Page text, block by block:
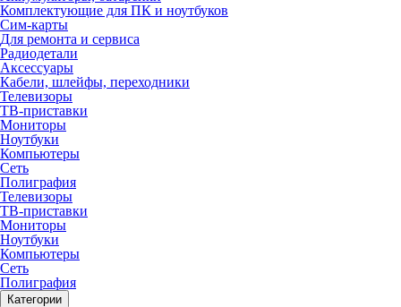
Комплектующие для ПК и ноутбуков
Сим-карты
Для ремонта и сервиса
Радиодетали
Аксессуары
Кабели, шлейфы, переходники
Телевизоры
ТВ-приставки
Мониторы
Ноутбуки
Компьютеры
Сеть
Полиграфия
Телевизоры
ТВ-приставки
Мониторы
Ноутбуки
Компьютеры
Сеть
Полиграфия
Категории